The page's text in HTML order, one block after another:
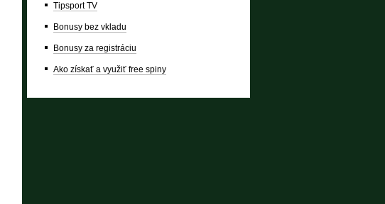
Tipsport TV
Bonusy bez vkladu
Bonusy za registráciu
Ako získať a využiť free spiny